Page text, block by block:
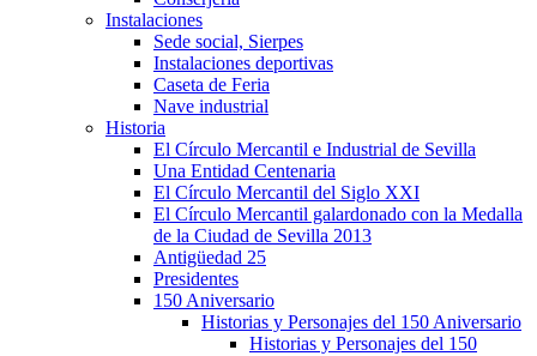
Instalaciones
Sede social, Sierpes
Instalaciones deportivas
Caseta de Feria
Nave industrial
Historia
El Círculo Mercantil e Industrial de Sevilla
Una Entidad Centenaria
El Círculo Mercantil del Siglo XXI
El Círculo Mercantil galardonado con la Medalla
de la Ciudad de Sevilla 2013
Antigüedad 25
Presidentes
150 Aniversario
Historias y Personajes del 150 Aniversario
Historias y Personajes del 150